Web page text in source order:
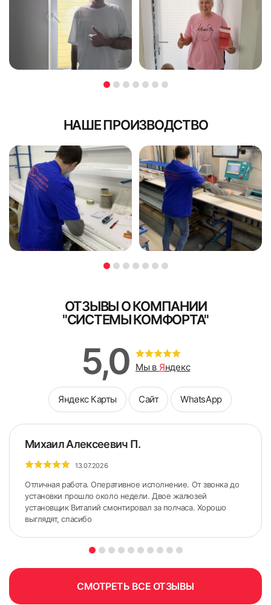
НАШЕ ПРОИЗВОДСТВО
ОТЗЫВЫ О КОМПАНИИ
"СИСТЕМЫ КОМФОРТА"
5,0 Мы в Яндекс
Яндекс Карты Сайт WhatsApp
Михаил Алексеевич П.
13.07.2026
Отличная работа. Оперативное исполнение. От звонка до
установки прошло около недели. Двое жалюзей
установщик Виталий смонтировал за полчаса. Хорошо
выглядят, спасибо
СМОТРЕТЬ ВСЕ ОТЗЫВЫ